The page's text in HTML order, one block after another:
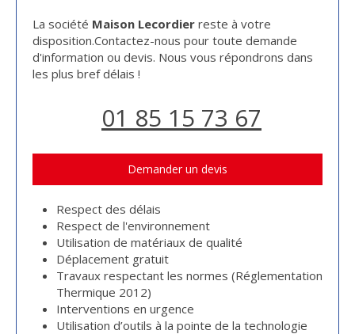
La société Maison Lecordier reste à votre
disposition.Contactez-nous pour toute demande
d'information ou devis. Nous vous répondrons dans
les plus bref délais !
01 85 15 73 67
Demander un devis
Respect des délais
Respect de l'environnement
Utilisation de matériaux de qualité
Déplacement gratuit
Travaux respectant les normes (Réglementation
Thermique 2012)
Interventions en urgence
Utilisation d’outils à la pointe de la technologie